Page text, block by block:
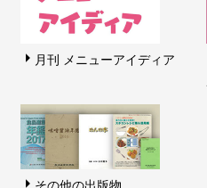
月刊 メニューアイディア
その他の出版物